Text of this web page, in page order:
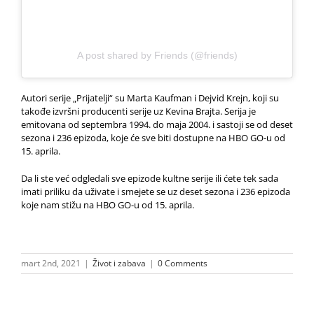
A post shared by Friends (@friends)
Autori serije „Prijatelji“ su Marta Kaufman i Dejvid Krejn, koji su
takođe izvršni producenti serije uz Kevina Brajta. Serija je
emitovana od septembra 1994. do maja 2004. i sastoji se od deset
sezona i 236 epizoda, koje će sve biti dostupne na HBO GO-u od
15. aprila.
Da li ste već odgledali sve epizode kultne serije ili ćete tek sada
imati priliku da uživate i smejete se uz deset sezona i 236 epizoda
koje nam stižu na HBO GO-u od 15. aprila.
mart 2nd, 2021 | Život i zabava | 0 Comments